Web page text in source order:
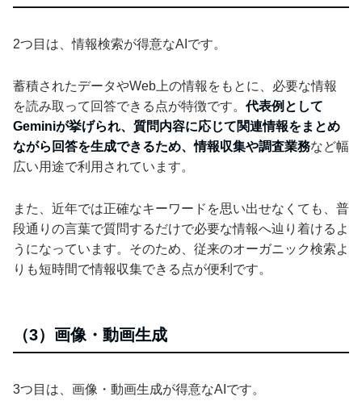
2つ目は、情報検索が得意なAIです。
蓄積されたデータやWeb上の情報をもとに、必要な情報
を読み取って回答できる点が特徴です。代表例として
Geminiが挙げられ、質問内容に応じて関連情報をまとめ
ながら回答を生成できるため、情報収集や調査業務など幅
広い用途で利用されています。
また、近年では正確なキーワードを思い出せなくても、普
段通りの言葉で質問するだけで必要な情報へ辿り着けるよ
うになっています。そのため、従来のオーガニック検索よ
りも短時間で情報収集できる点が便利です。
（3）画像・動画生成
3つ目は、画像・動画生成が得意なAIです。